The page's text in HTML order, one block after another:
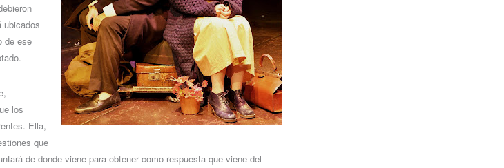
ubicados
de ese
los
Ella,
que
de donde viene para obtener como respuesta que viene del